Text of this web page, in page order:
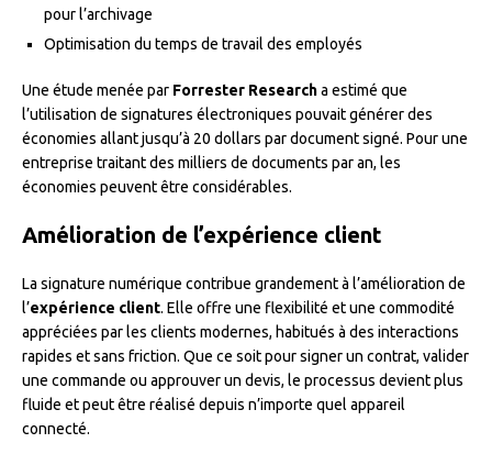
pour l’archivage
Optimisation du temps de travail des employés
Une étude menée par Forrester Researcha estimé que
l’utilisation de signatures électroniques pouvait générer des
économies allant jusqu’à 20 dollars par document signé. Pour une
entreprise traitant des milliers de documents par an, les
économies peuvent être considérables.
Amélioration de l’expérience client
La signature numérique contribue grandement à l’amélioration de
l’expérience client. Elle offre une flexibilité et une commodité
appréciées par les clients modernes, habitués à des interactions
rapides et sans friction. Que ce soit pour signer un contrat, valider
une commande ou approuver un devis, le processus devient plus
fluide et peut être réalisé depuis n’importe quel appareil
connecté.